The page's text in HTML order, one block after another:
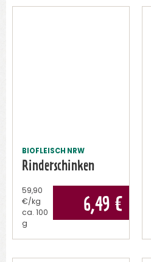
BIOFLEISCH NRW
Rinderschinken
6,49 €
59,90
€/kg
ca.
100
g